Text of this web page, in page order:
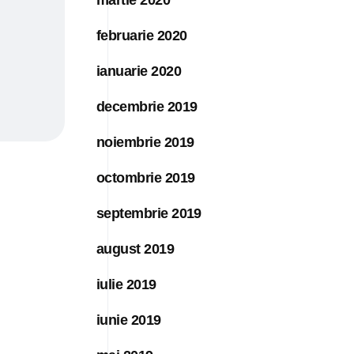
februarie 2020
ianuarie 2020
decembrie 2019
noiembrie 2019
octombrie 2019
septembrie 2019
august 2019
iulie 2019
iunie 2019